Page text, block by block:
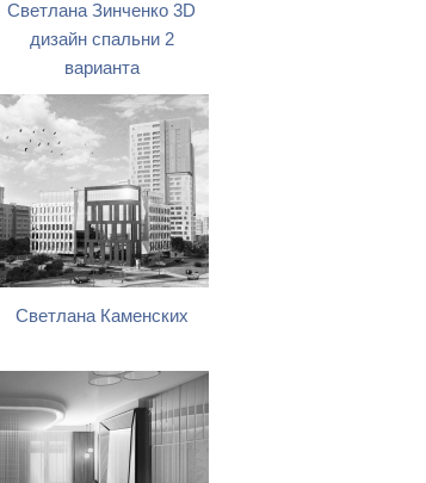
Светлана Зинченко 3D
дизайн спальни 2
варианта
Светлана Каменских